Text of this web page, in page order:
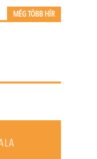
MÉG TÖBB HÍR